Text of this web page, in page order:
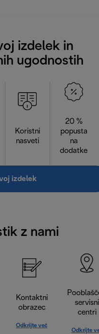
izdelek in
ugodnostih
Koristni
nasveti
20 %
popusta
na
dodatke
izdelek
z nami
Kontaktni
obrazec
Odkrijte več
servisni
centri
Odkrijte